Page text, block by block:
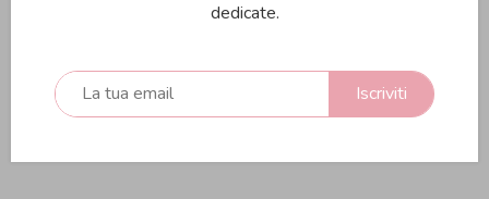
Materiale:Carta
Confezione:1 nastri
dedicate.
Iscriviti